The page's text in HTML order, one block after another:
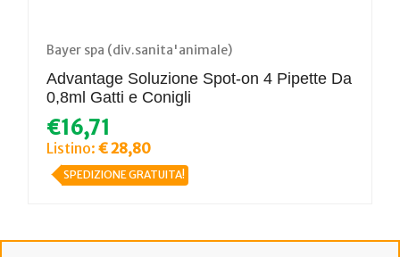
Bayer spa (div.sanita'animale)
Advantage Soluzione Spot-on 4 Pipette Da
0,8ml Gatti e Conigli
€16,71
Listino: € 28,80
SPEDIZIONE GRATUITA!